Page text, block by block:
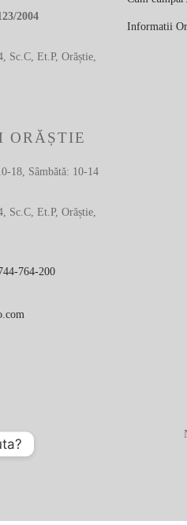
2004
Sc.C, Et.P, Orăștie,
ORĂȘTIE
18, Sâmbătă: 10-14
Sc.C, Et.P, Orăștie,
764-200
Informatii